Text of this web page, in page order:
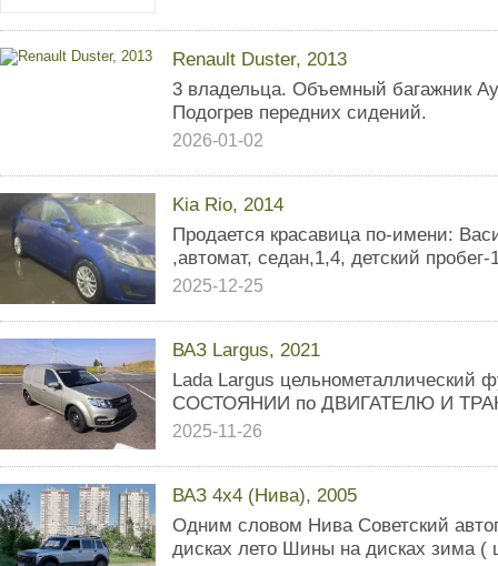
Renault Duster, 2013
3 владельца. Объемный багажник
Подогрев передних сидений.
2026-01-02
Kia Rio, 2014
Продается красавица по-имени:
,автомат, седан,1,4, детский пробег-
2025-12-25
ВАЗ Largus, 2021
Lada Largus
СОСТОЯНИИ по ДВИГАТЕЛЮ И
2025-11-26
ВАЗ 4x4 (Нива), 2005
Одним словом Нива Советский
дисках лето Шины на дисках зима (